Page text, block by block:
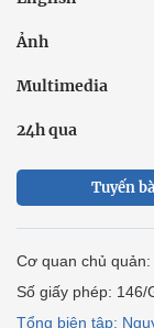
Ảnh
Multimedia
24h qua
Tuyến
Cơ quan chủ
Số giấy phép: 146/
Tổng biên tập: